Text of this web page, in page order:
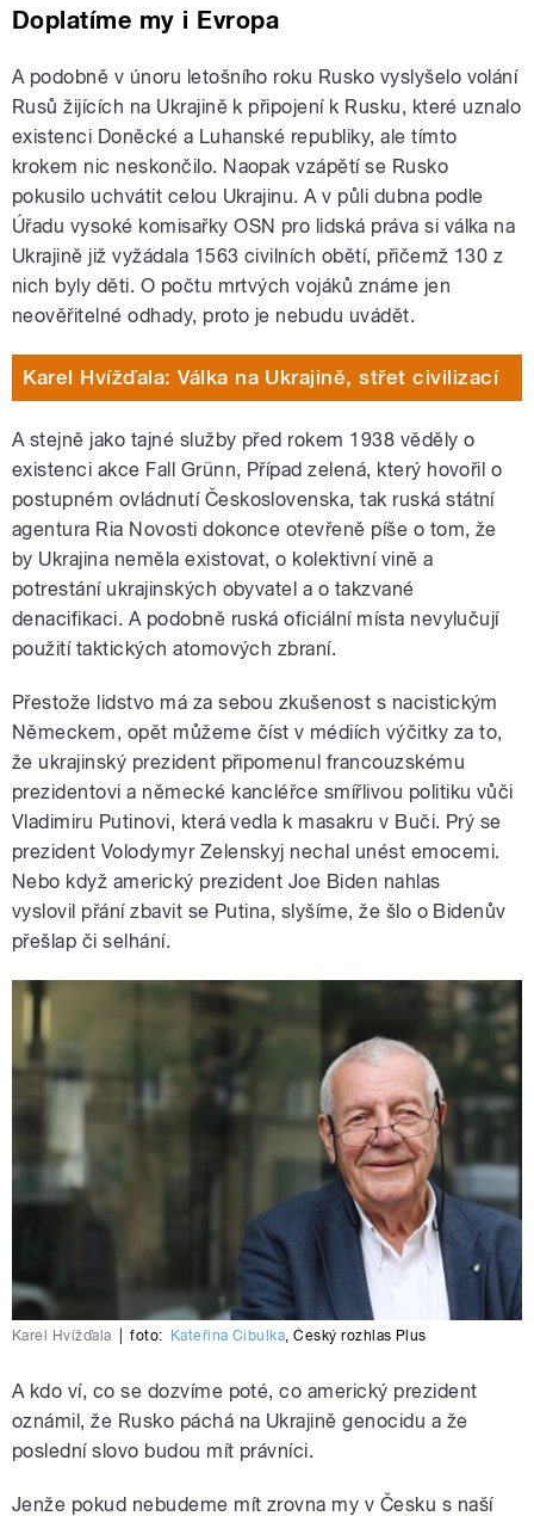
Doplatíme my i Evropa
A podobně v únoru letošního roku Rusko vyslyšelo volání
Rusů žijících na Ukrajině k připojení k Rusku, které uznalo
existenci Doněcké a Luhanské republiky, ale tímto
krokem nic neskončilo. Naopak vzápětí se Rusko
pokusilo uchvátit celou Ukrajinu. A v půli dubna podle
Úřadu vysoké komisařky OSN pro lidská práva si válka na
Ukrajině již vyžádala 1563 civilních obětí, přičemž 130 z
nich byly děti. O počtu mrtvých vojáků známe jen
neověřitelné odhady, proto je nebudu uvádět.
Karel Hvížďala: Válka na Ukrajině, střet civilizací
A stejně jako tajné služby před rokem 1938 věděly o
existenci akce Fall Grünn, Případ zelená, který hovořil o
postupném ovládnutí Československa, tak ruská státní
agentura Ria Novosti dokonce otevřeně píše o tom, že
by Ukrajina neměla existovat, o kolektivní vině a
potrestání ukrajinských obyvatel a o takzvané
denacifikaci. A podobně ruská oficiální místa nevylučují
použití taktických atomových zbraní.
Přestože lidstvo má za sebou zkušenost s nacistickým
Německem, opět můžeme číst v médiích výčitky za to,
že ukrajinský prezident připomenul francouzskému
prezidentovi a německé kancléřce smířlivou politiku vůči
Vladimiru Putinovi, která vedla k masakru v Buči. Prý se
prezident Volodymyr Zelenskyj nechal unést emocemi.
Nebo když americký prezident Joe Biden nahlas
vyslovil přání zbavit se Putina, slyšíme, že šlo o Bidenův
přešlap či selhání.
Karel Hvížďala foto: Kateřina Cibulka,Český rozhlas Plus
A kdo ví, co se dozvíme poté, co americký prezident
oznámil, že Rusko páchá na Ukrajině genocidu a že
poslední slovo budou mít právníci.
Jenže pokud nebudeme mít zrovna my v Česku s naší